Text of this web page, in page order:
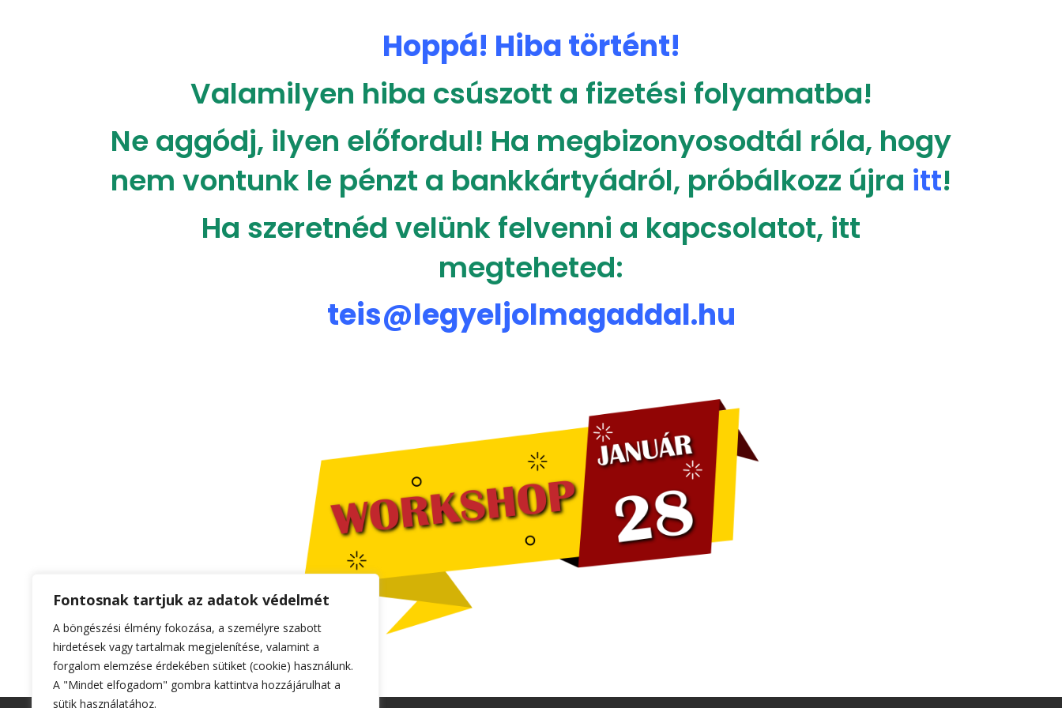
Fontosnak tartjuk az adatok védelmét
A böngészési élmény fokozása, a személyre szabott
hirdetések vagy tartalmak megjelenítése, valamint a
forgalom elemzése érdekében sütiket (cookie) használunk.
A "Mindet elfogadom" gombra kattintva hozzájárulhat a
sütik használatához.
Hoppá! Hiba történt!
Valamilyen hiba csúszott a fizetési folyamatba!
Ne aggódj, ilyen előfordul! Ha megbizonyosodtál róla, hogy
nem vontunk le pénzt a bankkártyádról, próbálkozz újra itt!
Ha szeretnéd velünk felvenni a kapcsolatot, itt
megteheted:
teis@legyeljolmagaddal.hu